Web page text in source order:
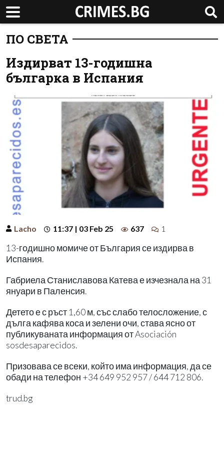
ПО СВЕТА
Издирват 13-годишна
българка в Испания
Lacho 11:37 | 03 Feb 25 637 1
13-годишно момиче от България се издирва в
Испания.
Габриела Станиславова Катева е изчезнала на 31
януари в Паленсия.
Детето е с ръст 1,60 м, със слабо телосложение, с
дълга кафява коса и зелени очи, става ясно от
публикуваната информация от Asociación
sosdesaparecidos.
Призовава се всеки, който има информация, да се
обади на телефон +34 649 952 957 / 644 712 806.
trud.bg